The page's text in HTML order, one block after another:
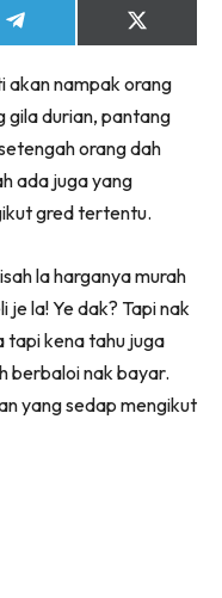
Share
on
Share
on
(Twitter)
akan nampak orang
gila durian, pantang
orang dah
ada juga yang
gred tertentu.
la harganya murah
la! Ye dak? Tapi nak
tapi kena tahu juga
berbaloi nak bayar.
yang sedap mengikut